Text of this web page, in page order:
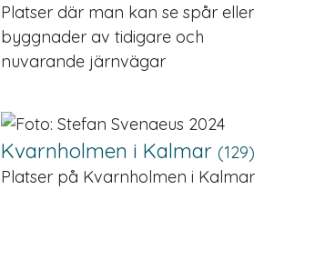
Platser där man kan se spår eller
byggnader av tidigare och
nuvarande järnvägar
Kvarnholmen i Kalmar(129)
Platser på Kvarnholmen i Kalmar